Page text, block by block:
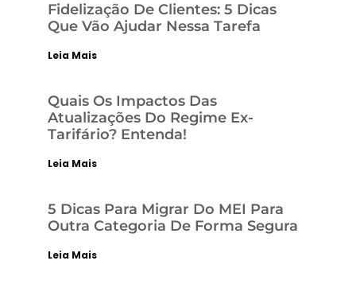
Fidelização De Clientes: 5 Dicas
Que Vão Ajudar Nessa Tarefa
Leia Mais
Quais Os Impactos Das
Atualizações Do Regime Ex-
Tarifário? Entenda!
Leia Mais
5 Dicas Para Migrar Do MEI Para
Outra Categoria De Forma Segura
Leia Mais